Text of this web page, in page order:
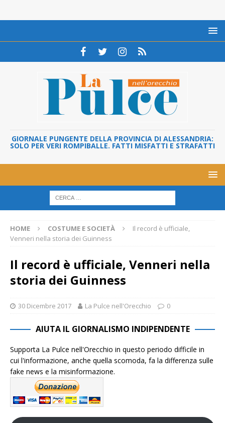
GIORNALE PUNGENTE DELLA PROVINCIA DI ALESSANDRIA:
SOLO PER VERI ROMPIBALLE. FATTI MISFATTI E STRAFATTI
HOME COSTUME E SOCIETÀ
Il record è ufficiale,
Venneri nella storia dei Guinness
Il record è ufficiale, Venneri nella
storia dei Guinness
30 Dicembre 2017 La Pulce nell'Orecchio 0
AIUTA IL GIORNALISMO INDIPENDENTE
Supporta La Pulce nell'Orecchio in questo periodo difficile in
cui l'informazione, anche quella scomoda, fa la differenza sulle
fake news e la misinformazione.